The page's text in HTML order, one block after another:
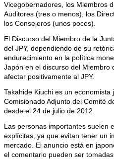
Vicegobernadores, los Miembros
Auditores (tres o menos), los
los Consejeros (unos pocos).
El Discurso del Miembro de la
del JPY, dependiendo de su
endurecimiento en la política
Japón en el discurso del Miembro
afectar positivamente al JPY.
Takahide Kiuchi es un economista
Comisionado Adjunto del Comité
desde el 24 de julio de 2012.
Las personas importantes suelen
explícitas, ya que evitan tener un
mercado. El anuncio está en
el comentario pueden ser